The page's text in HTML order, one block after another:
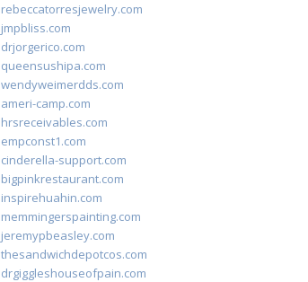
rebeccatorresjewelry.com
jmpbliss.com
drjorgerico.com
queensushipa.com
wendyweimerdds.com
ameri-camp.com
hrsreceivables.com
empconst1.com
cinderella-support.com
bigpinkrestaurant.com
inspirehuahin.com
memmingerspainting.com
jeremypbeasley.com
thesandwichdepotcos.com
drgiggleshouseofpain.com